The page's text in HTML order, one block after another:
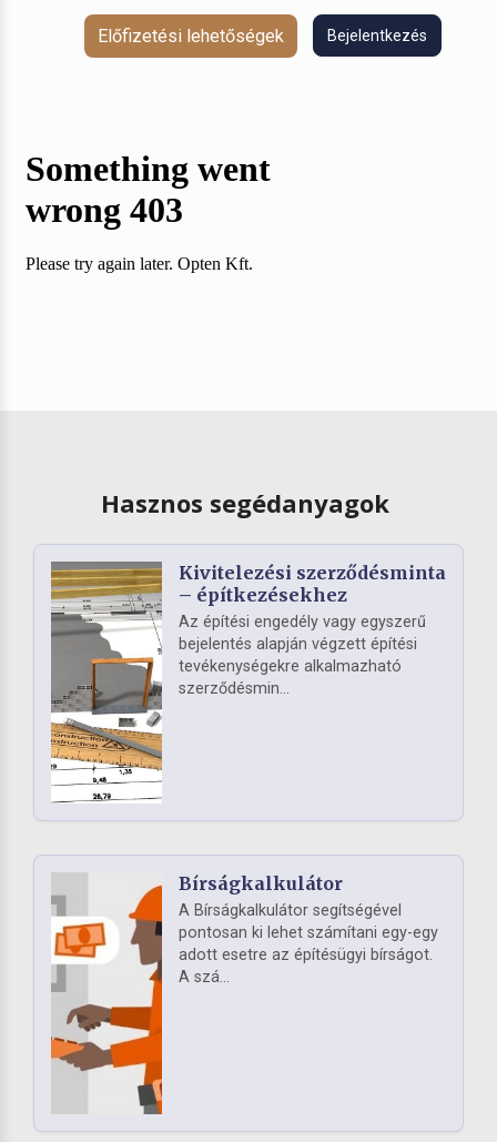
Előfizetési lehetőségek Bejelentkezés
Hasznos segédanyagok
Kivitelezési szerződésminta
– építkezésekhez
Az építési engedély vagy egyszerű
bejelentés alapján végzett építési
tevékenységekre alkalmazható
szerződésmin...
Bírságkalkulátor
A Bírságkalkulátor segítségével
pontosan ki lehet számítani egy-egy
adott esetre az építésügyi bírságot.
A szá...